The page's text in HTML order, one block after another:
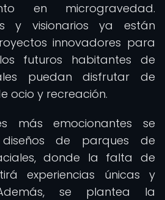
en microgravedad.
y visionarios ya están
innovadores para
futuros habitantes de
puedan disfrutar de
ocio y recreación.
más emocionantes se
de parques de
donde la falta de
experiencias únicas y
se plantea la